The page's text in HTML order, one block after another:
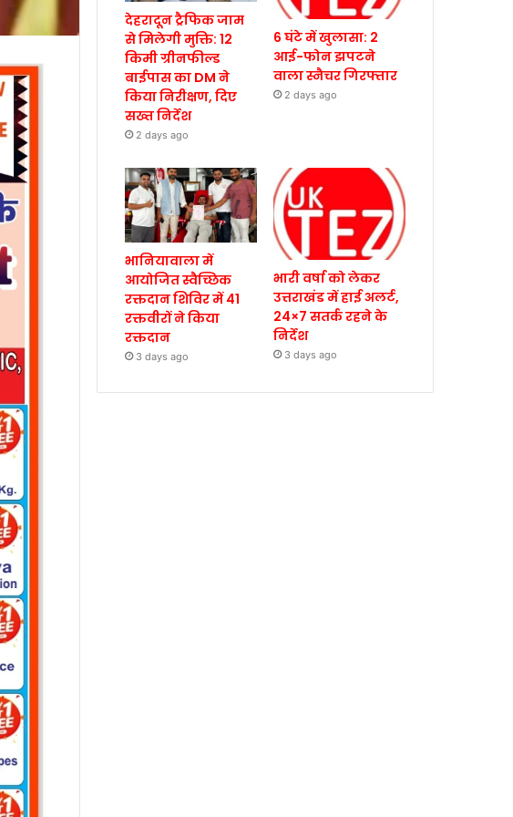
देहरादून ट्रैफिक जाम
से मिलेगी मुक्ति: 12
किमी ग्रीनफील्ड
बाईपास का DM ने
किया निरीक्षण, दिए
सख्त निर्देश
2 days ago
6 घंटे में खुलासा: 2
आई-फोन झपटने
वाला स्नैचर गिरफ्तार
2 days ago
भानियावाला में
आयोजित स्वैच्छिक
रक्तदान शिविर में 41
रक्तवीरों ने किया
रक्तदान
3 days ago
भारी वर्षा को लेकर
उत्तराखंड में हाई अलर्ट,
24×7 सतर्क रहने के
निर्देश
3 days ago